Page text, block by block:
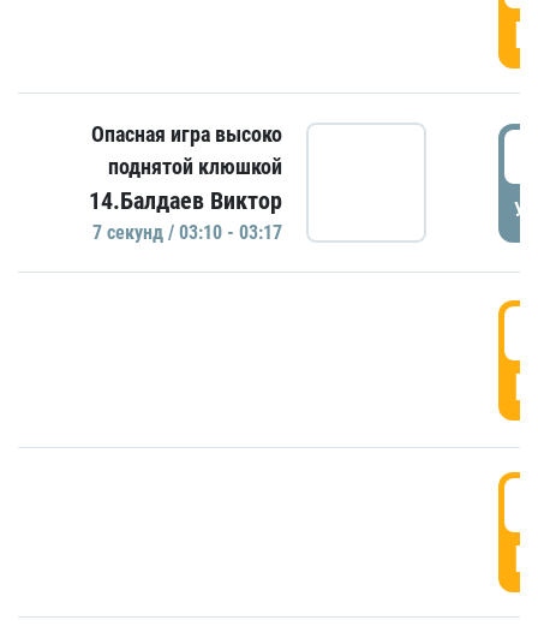
Опасная игра высоко
поднятой клюшкой
14.Балдаев Виктор
7 секунд / 03:10 - 03:17